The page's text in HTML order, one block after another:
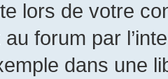
lors de votre
forum par
dans une